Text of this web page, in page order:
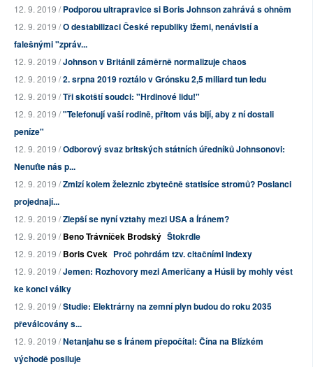
12. 9. 2019 /Podporou ultrapravice si Boris Johnson zahrává s ohněm
12. 9. 2019 /O destabilizaci České republiky lžemi, nenávistí a
falešnými "zpráv...
12. 9. 2019 /Johnson v Británii záměrně normalizuje chaos
12. 9. 2019 /2. srpna 2019 roztálo v Grónsku 2,5 miliard tun ledu
12. 9. 2019 /Tři skotští soudci: "Hrdinové lidu!"
12. 9. 2019 /"Telefonují vaší rodině, přitom vás bijí, aby z ní dostali
peníze"
12. 9. 2019 /Odborový svaz britských státních úředníků Johnsonovi:
Nenuťte nás p...
12. 9. 2019 /Zmizí kolem železnic zbytečně statisíce stromů? Poslanci
projednají...
12. 9. 2019 /Zlepší se nyní vztahy mezi USA a Íránem?
12. 9. 2019 /Beno Trávníček Brodský Štokrdle
12. 9. 2019 /Boris Cvek Proč pohrdám tzv. citačními indexy
12. 9. 2019 /Jemen: Rozhovory mezi Američany a Húsii by mohly vést
ke konci války
12. 9. 2019 /Studie: Elektrárny na zemní plyn budou do roku 2035
převálcovány s...
12. 9. 2019 /Netanjahu se s Íránem přepočítal: Čína na Blízkém
východě posiluje